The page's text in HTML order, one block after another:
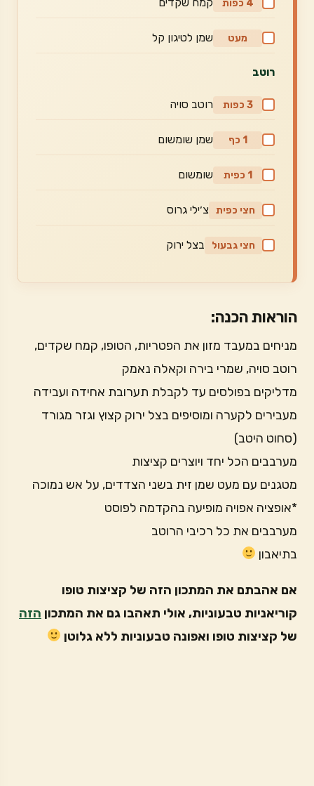
4 כפות
מעט שמן לטיגון קל
רוטב
3 כפות רוטב סויה
1 כף שמן שומשום
1 כפית שומשום
חצי כפית צ׳ילי גרוס
חצי גבעול בצל ירוק
הוראות הכנה:
מניחים במעבד מזון את הפטריות, הטופו, קמח שקדים,
רוטב סויה, שמרי בירה וקאלה נאמק
מדליקים בפולסים עד לקבלת תערובת אחידה ועבידה
מעבירים לקערה ומוסיפים בצל ירוק קצוץ וגזר מגורד
(סחוט היטב)
מערבבים הכל יחד ויוצרים קציצות
מטגנים עם מעט שמן זית בשני הצדדים, על אש נמוכה
*אופציה אפויה מופיעה בהקדמה לפוסט
מערבבים את כל רכיבי הרוטב
בתיאבון
אם אהבתם את המתכון הזה של קציצות טופו
קוריאניות טבעוניות, אולי תאהבו גם את המתכון הזה
של קציצות טופו ואפונה טבעוניות ללא גלוטן